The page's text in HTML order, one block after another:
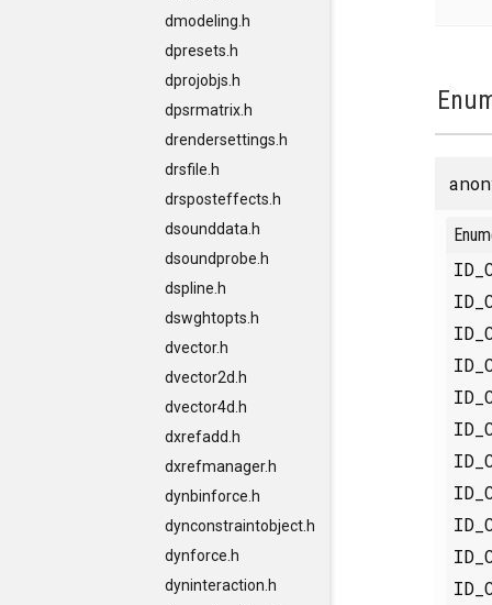
dmodeling.h
dpresets.h
dprojobjs.h
dpsrmatrix.h
drendersettings.h
drsfile.h
drsposteffects.h
dsounddata.h
dsoundprobe.h
dspline.h
dswghtopts.h
dvector.h
dvector2d.h
dvector4d.h
dxrefadd.h
dxrefmanager.h
dynbinforce.h
dynconstraintobject.h
dynforce.h
dyninteraction.h